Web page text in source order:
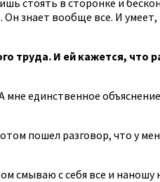
Он знает вообще все. И
труда. И ей кажется, что
единственное
пошел разговор, что у
смываю с себя все и